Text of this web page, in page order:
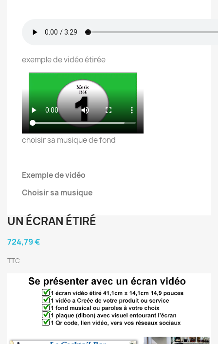
exemple de vidéo étirée
choisir sa musique de fond
Exemple de vidéo
Choisir sa musique
UN ÉCRAN ÉTIRÉ
724,79 €
TTC